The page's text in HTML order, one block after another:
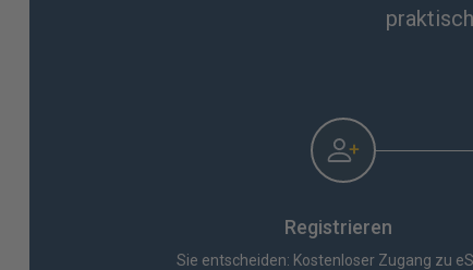
Registrieren
Sie entscheiden: Kostenloser Zugang zu